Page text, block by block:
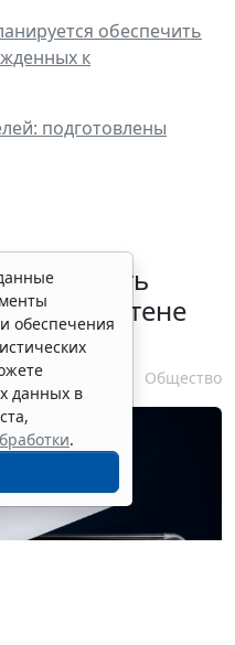
обеспечить
к
подготовлены
в бюллетене
Общество
обеспечения
данных в
.